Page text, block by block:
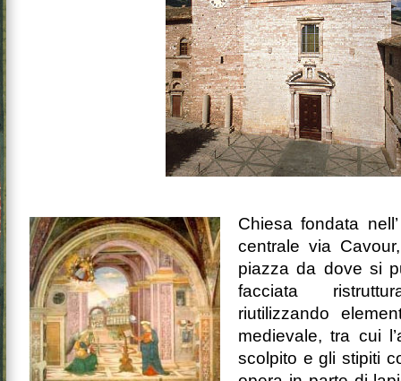
Chiesa fondata
centrale via
piazza da dove si
facciata
riutilizzando
medievale, tra cui
scolpito e gli stipiti